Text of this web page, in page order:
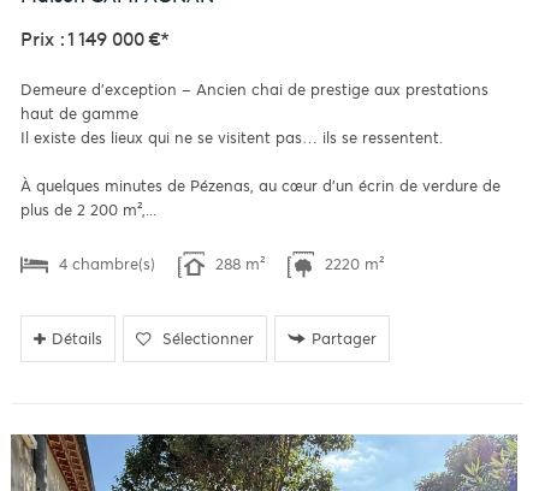
Prix : 1 149 000 €*
Demeure d'exception – Ancien chai de prestige aux prestations
haut de gamme
Il existe des lieux qui ne se visitent pas… ils se ressentent.
À quelques minutes de Pézenas, au cœur d'un écrin de verdure de
plus de 2 200 m²,...
4 chambre(s) 288 m² 2220 m²
Détails Sélectionner Partager